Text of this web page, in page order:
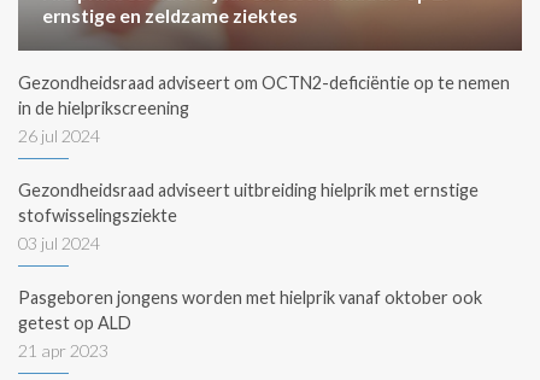
ernstige en zeldzame ziektes
Gezondheidsraad adviseert om OCTN2-deficiëntie op te nemen
in de hielprikscreening
26 jul 2024
Gezondheidsraad adviseert uitbreiding hielprik met ernstige
stofwisselingsziekte
03 jul 2024
Pasgeboren jongens worden met hielprik vanaf oktober ook
getest op ALD
21 apr 2023